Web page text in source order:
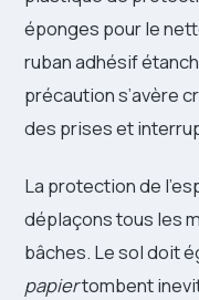
éponges pour le
ruban adhésif
précaution s’avère
des prises et
La protection de
déplaçons tous les
bâches. Le sol doit
papiertombent